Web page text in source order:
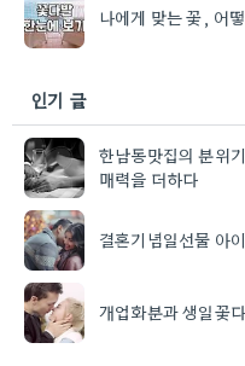
나에게 맞는 꽃, 어
인기 글
한남동맛집의 분위
매력을 더하다
결혼기념일선물 아
개업화분과 생일꽃